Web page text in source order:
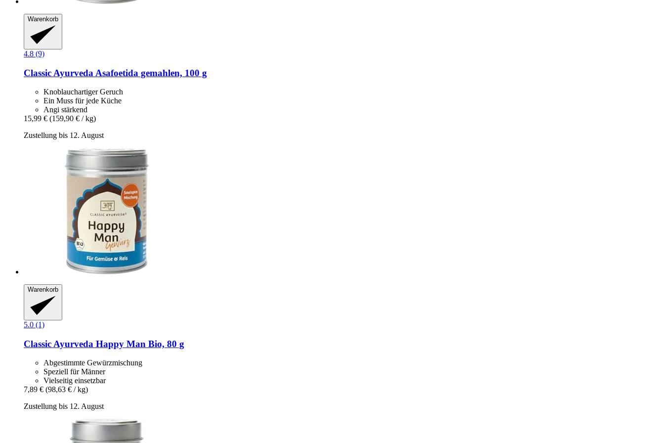
Warenkorb
4.8 (9)
Classic Ayurveda Asafoetida gemahlen, 100 g
Knoblauchartiger Geruch
Ein Muss für jede Küche
Angi stärkend
15,99 € (159,90 € / kg)
Zustellung bis 12. August
Warenkorb
5.0 (1)
Classic Ayurveda Happy Man Bio, 80 g
Abgestimmte Gewürzmischung
Speziell für Männer
Vielseitig einsetzbar
7,89 € (98,63 € / kg)
Zustellung bis 12. August